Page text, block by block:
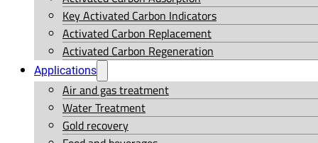
Key Activated Carbon Indicators
Activated Carbon Replacement
Activated Carbon Regeneration
Applications
Air and gas treatment
Water Treatment
Gold recovery